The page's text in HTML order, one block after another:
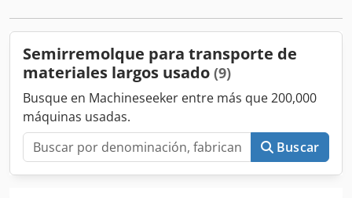
cuarto eje autodireccionales • Frenos de tambor Dcodpfxsx
U E A Ho Ab Ujk • Kit de convoy • Longitud 12,65 m
Semirremolque para transporte de
materiales largos usado (9)
Busque en Machineseeker entre más que 200,000
máquinas usadas.
Buscar